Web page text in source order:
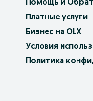
Помощь и
Платные услуги
Бизнес на OLX
Условия
Политика